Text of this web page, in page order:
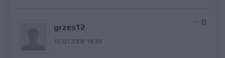
grzes12
15.07.2009 18:39
0